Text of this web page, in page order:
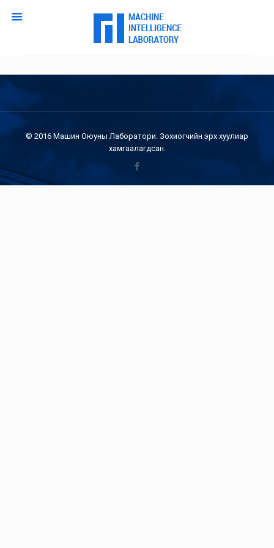
© 2016 Машин Оюуны Лаборатори. Зохиогчийн эрх хуулиар
хамгаалагдсан.